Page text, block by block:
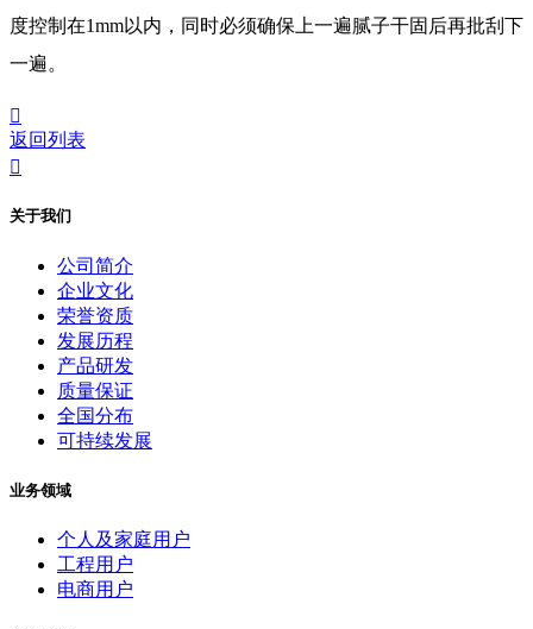
度控制在1mm以内，同时必须确保上一遍腻子干固后再批刮下
一遍。

返回列表

关于我们
公司简介
企业文化
荣誉资质
发展历程
产品研发
质量保证
全国分布
可持续发展
业务领域
个人及家庭用户
工程用户
电商用户